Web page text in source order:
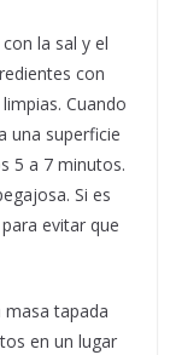
la sal y el
con
Cuando
una superficie
5 a 7 minutos.
Si es
evitar que
masa tapada
en un lugar